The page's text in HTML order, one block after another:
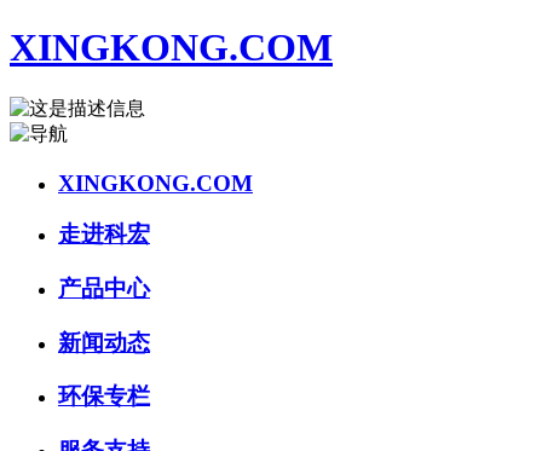
XINGKONG.COM
XINGKONG.COM
走进科宏
产品中心
新闻动态
环保专栏